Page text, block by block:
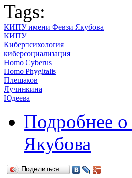
Tags:
КИПУ имени Февзи Якубова
КИПУ
Киберпсихология
киберсоциализация
Homo Cyberus
Homo Phygitalis
Плешаков
Лучинкина
Юдеева
Подробнее
Якубова
Поделиться…